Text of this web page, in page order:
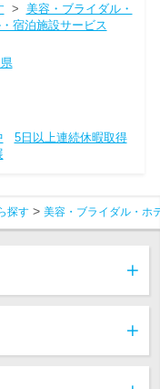
> 美容・ブライダル・
宿泊施設サービス
5日以上連続休暇取得
探す 美容・ブライダル・ホ